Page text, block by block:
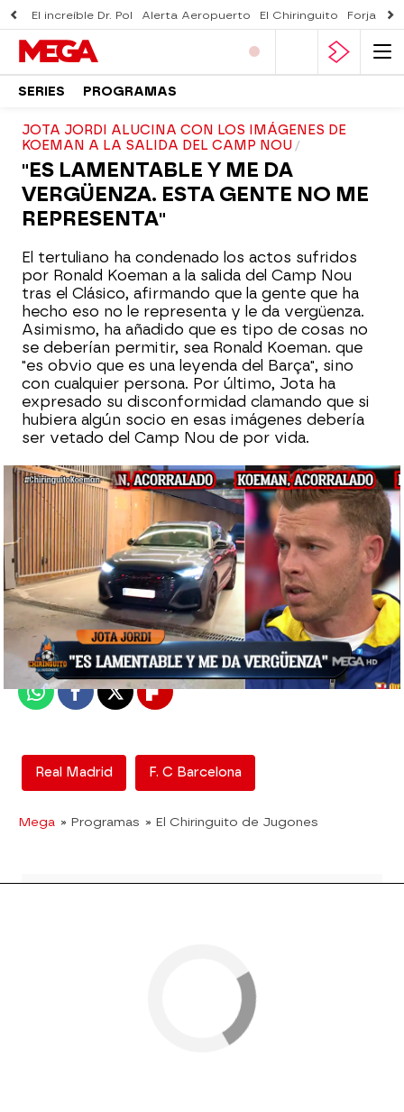
El increíble Dr. Pol Alerta Aeropuerto El Chiringuito Forjado
SERIES PROGRAMAS
JOTA JORDI ALUCINA CON LOS IMÁGENES DE
KOEMAN A LA SALIDA DEL CAMP NOU
"ES LAMENTABLE Y ME DA
VERGÜENZA. ESTA GENTE NO ME
REPRESENTA"
El tertuliano ha condenado los actos sufridos
por Ronald Koeman a la salida del Camp Nou
tras el Clásico, afirmando que la gente que ha
hecho eso no le representa y le da vergüenza.
Asimismo, ha añadido que es tipo de cosas no
se deberían permitir, sea Ronald Koeman. que
"es obvio que es una leyenda del Barça", sino
con cualquier persona. Por último, Jota ha
expresado su disconformidad clamando que si
hubiera algún socio en esas imágenes debería
ser vetado del Camp Nou de por vida.
El Chiringuito
Madrid
Publicado:25 de octubre de 2021, 01:33
WhatsappFacebook
X Flipboard
Real Madrid F. C Barcelona
Mega » Programas » El Chiringuito de Jugones